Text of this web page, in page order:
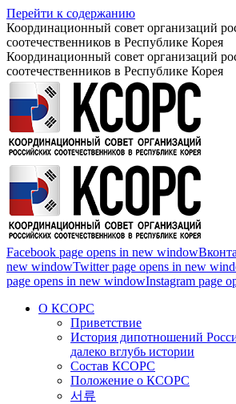
Перейти к содержанию
Координационный совет организаций
соотечественников в Республике Корея
Координационный совет организаций
соотечественников в Республике Корея
Facebook page opens in new window
new windowTwitter page opens in new
page opens in new windowInstagram page
О КСОРС
Приветствие
История дипотношений
далеко вглубь истории
Состав КСОРС
Положение о КСОРС
서류